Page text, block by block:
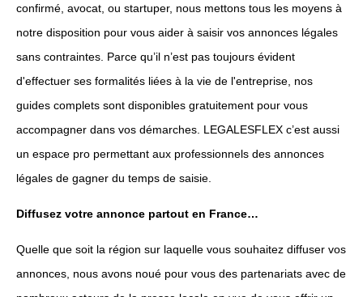
confirmé, avocat, ou startuper, nous mettons tous les moyens à
notre disposition pour vous aider à saisir vos annonces légales
sans contraintes. Parce qu’il n’est pas toujours évident
d'effectuer ses formalités liées à la vie de l'entreprise, nos
guides complets sont disponibles gratuitement pour vous
accompagner dans vos démarches. LEGALESFLEX c’est aussi
un espace pro permettant aux professionnels des annonces
légales de gagner du temps de saisie.
Diffusez votre annonce partout en France…
Quelle que soit la région sur laquelle vous souhaitez diffuser vos
annonces, nous avons noué pour vous des partenariats avec de